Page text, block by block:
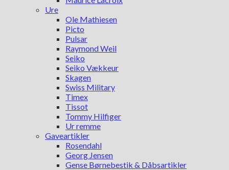
Ure
Ole Mathiesen
Picto
Pulsar
Raymond Weil
Seiko
Seiko Vækkeur
Skagen
Swiss Military
Timex
Tissot
Tommy Hilfiger
Ur remme
Gaveartikler
Rosendahl
Georg Jensen
Gense Børnebestik & Dåbsartikler